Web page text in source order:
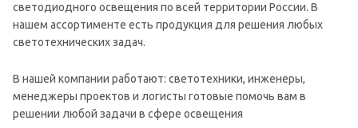
светодиодного освещения по всей территории России. В
нашем ассортименте есть продукция для решения любых
светотехнических задач.
В нашей компании работают: светотехники, инженеры,
менеджеры проектов и логисты готовые помочь вам в
решении любой задачи в сфере освещения